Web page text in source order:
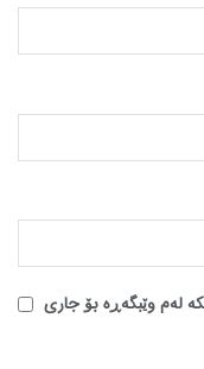
لەم وێبگەڕە بۆ جاری